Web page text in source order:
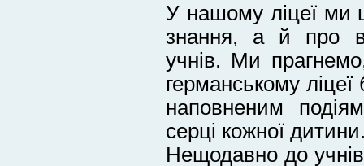
У нашому ліцеї
знання, а й про
учнів. Ми
германському
наповненим
серці кожної
Нещодавно до